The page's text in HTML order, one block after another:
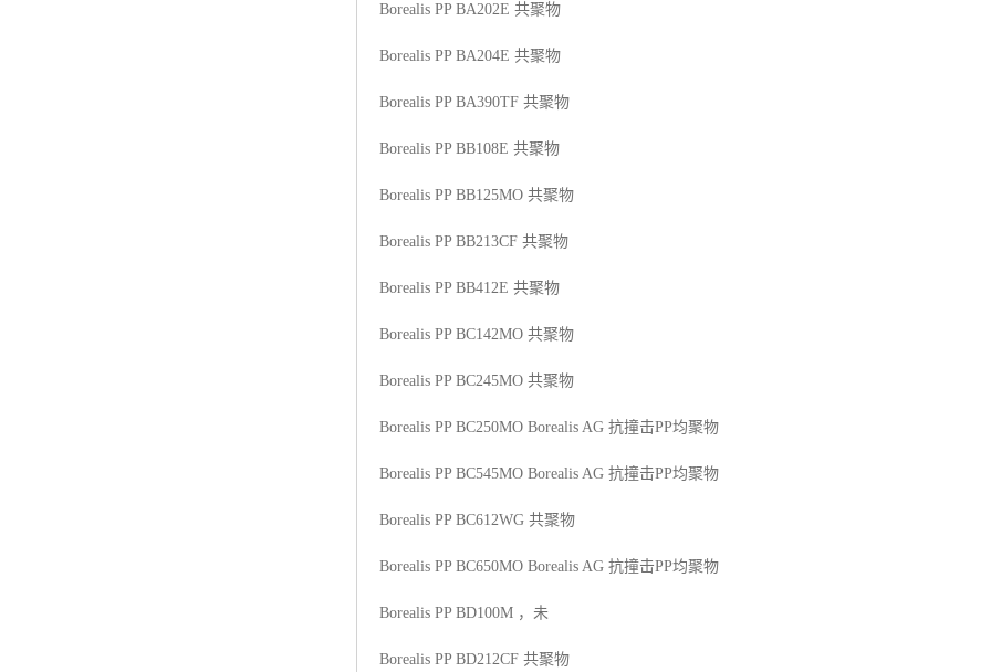
Borealis PP BA202E 共聚物
Borealis PP BA204E 共聚物
Borealis PP BA390TF 共聚物
Borealis PP BB108E 共聚物
Borealis PP BB125MO 共聚物
Borealis PP BB213CF 共聚物
Borealis PP BB412E 共聚物
Borealis PP BC142MO 共聚物
Borealis PP BC245MO 共聚物
Borealis PP BC250MO Borealis AG 抗撞击PP均聚物
Borealis PP BC545MO Borealis AG 抗撞击PP均聚物
Borealis PP BC612WG 共聚物
Borealis PP BC650MO Borealis AG 抗撞击PP均聚物
Borealis PP BD100M ，未
Borealis PP BD212CF 共聚物